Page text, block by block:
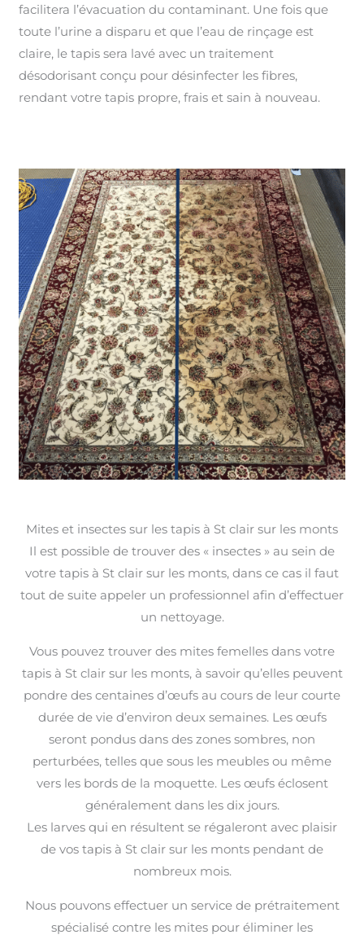
facilitera l’évacuation du contaminant. Une fois que
toute l’urine a disparu et que l’eau de rinçage est
claire, le tapis sera lavé avec un traitement
désodorisant conçu pour désinfecter les fibres,
rendant votre tapis propre, frais et sain à nouveau.
Mites et insectes sur les tapis à St clair sur les monts
Il est possible de trouver des « insectes » au sein de
votre tapis à St clair sur les monts, dans ce cas il faut
tout de suite appeler un professionnel afin d’effectuer
un nettoyage.
Vous pouvez trouver des mites femelles dans votre
tapis à St clair sur les monts, à savoir qu’elles peuvent
pondre des centaines d’œufs au cours de leur courte
durée de vie d’environ deux semaines. Les œufs
seront pondus dans des zones sombres, non
perturbées, telles que sous les meubles ou même
vers les bords de la moquette. Les œufs éclosent
généralement dans les dix jours.
Les larves qui en résultent se régaleront avec plaisir
de vos tapis à St clair sur les monts pendant de
nombreux mois.
Nous pouvons effectuer un service de prétraitement
spécialisé contre les mites pour éliminer les